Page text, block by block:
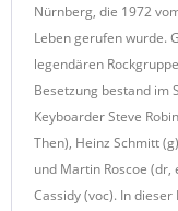
Nürnberg, die 1972
Leben gerufen wurde.
legendären
Besetzung bestand im
Keyboarder Steve
Then), Heinz Schmitt
und Martin Roscoe
Cassidy (voc). In